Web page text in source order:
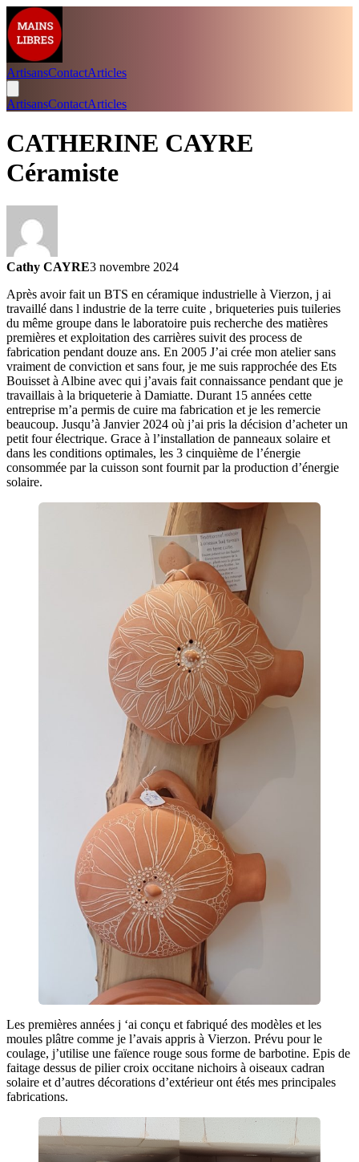
ArtisansContactArticles
ArtisansContactArticles
CATHERINE CAYRE
Céramiste
Cathy CAYRE3 novembre 2024
Après avoir fait un BTS en céramique industrielle à Vierzon, j ai
travaillé dans l industrie de la terre cuite , briqueteries puis tuileries
du même groupe dans le laboratoire puis recherche des matières
premières et exploitation des carrières suivit des process de
fabrication pendant douze ans. En 2005 J’ai crée mon atelier sans
vraiment de conviction et sans four, je me suis rapprochée des Ets
Bouisset à Albine avec qui j’avais fait connaissance pendant que je
travaillais à la briqueterie à Damiatte. Durant 15 années cette
entreprise m’a permis de cuire ma fabrication et je les remercie
beaucoup. Jusqu’à Janvier 2024 où j’ai pris la décision d’acheter un
petit four électrique. Grace à l’installation de panneaux solaire et
dans les conditions optimales, les 3 cinquième de l’énergie
consommée par la cuisson sont fournit par la production d’énergie
solaire.
Les premières années j ‘ai conçu et fabriqué des modèles et les
moules plâtre comme je l’avais appris à Vierzon. Prévu pour le
coulage, j’utilise une faïence rouge sous forme de barbotine. Epis de
faitage dessus de pilier croix occitane nichoirs à oiseaux cadran
solaire et d’autres décorations d’extérieur ont étés mes principales
fabrications.